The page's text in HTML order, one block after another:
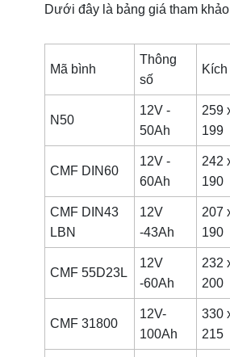
Dưới đây là bảng giá tham
Mã bình
Thông
số
N50
12V -
50Ah
259
199
CMF DIN60
12V -
60Ah
242
190
CMF DIN43
LBN
12V
-43Ah
207
190
CMF 55D23L
12V
-60Ah
232
200
CMF 31800
12V-
100Ah
330
215